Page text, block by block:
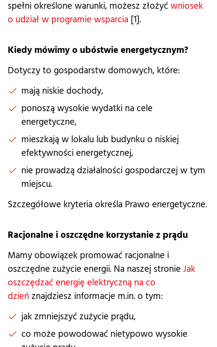
spełni określone warunki, możesz złożyćwniosek
o udział w programie wsparcia [1].
Kiedy mówimy o ubóstwie energetycznym?
Dotyczy to gospodarstw domowych, które:
mają niskie dochody,
ponoszą wysokie wydatki na cele
energetyczne,
mieszkają w lokalu lub budynku o niskiej
efektywności energetycznej,
nie prowadzą działalności gospodarczej w tym
miejscu.
Szczegółowe kryteria określa Prawo energetyczne.
Racjonalne i oszczędne korzystanie z prądu
Mamy obowiązek promować racjonalne i
oszczędne zużycie energii. Na naszej stronie Jak
oszczędzać energię elektryczną na co
dzień znajdziesz informacje m.in. o tym:
jak zmniejszyć zużycie prądu,
co może powodować nietypowo wysokie